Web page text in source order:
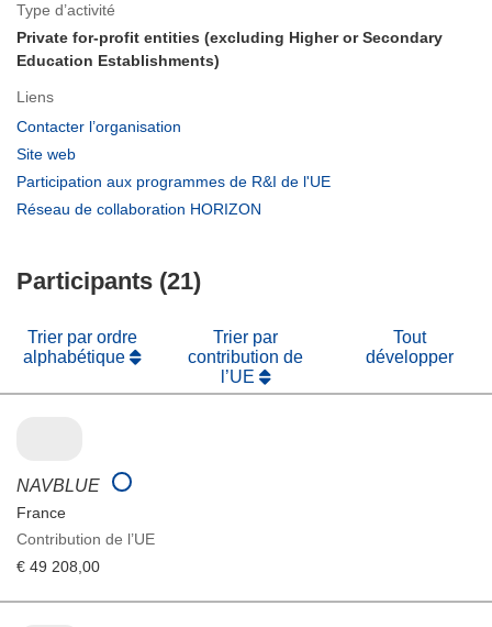
Type d’activité
Private for-profit entities (excluding Higher or Secondary
Education Establishments)
Liens
Contacter l’organisation
fenêtre)
Site web
dans
une
Participation aux programmes de R&I de l'UE
Réseau de collaboration HORIZON
Participants (21)
Trier par ordre
alphabétique
Trier par
contribution de
l’UE
Tout
développer
NAVBLUE
France
Contribution de l’UE
€ 49 208,00